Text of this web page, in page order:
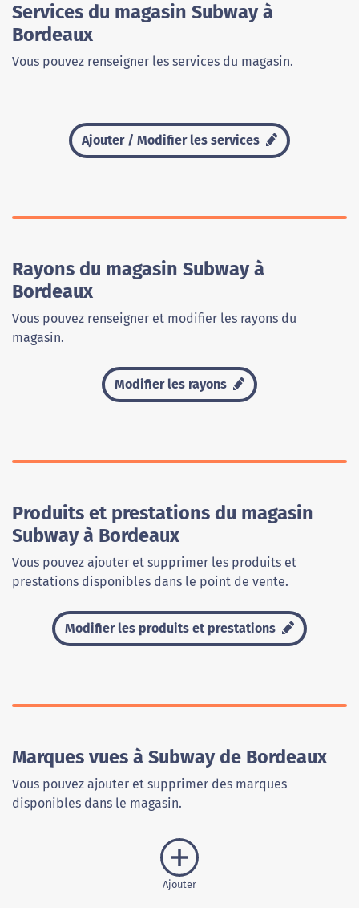
Services du magasin Subway à
Bordeaux
Vous pouvez renseigner les services du magasin.
Ajouter / Modifier les services
Rayons du magasin Subway à
Bordeaux
Vous pouvez renseigner et modifier les rayons du
magasin.
Modifier les rayons
Produits et prestations du magasin
Subway à Bordeaux
Vous pouvez ajouter et supprimer les produits et
prestations disponibles dans le point de vente.
Modifier les produits et prestations
Marques vues à Subway de Bordeaux
Vous pouvez ajouter et supprimer des marques
disponibles dans le magasin.
Ajouter